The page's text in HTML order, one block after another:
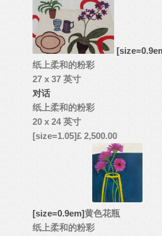
纸上柔和的粉彩
27 x 37 英寸
对话
纸上柔和的粉彩
20 x 24 英寸
[size=1.05]£ 2,500.00
[size=0.9em]黄色花瓶
纸上柔和的粉彩